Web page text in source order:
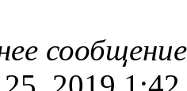
сообщение